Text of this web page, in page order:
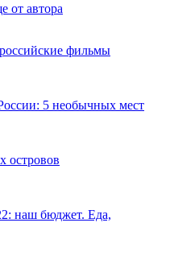
от автора
фильмы
5 необычных мест
островов
наш бюджет. Еда,